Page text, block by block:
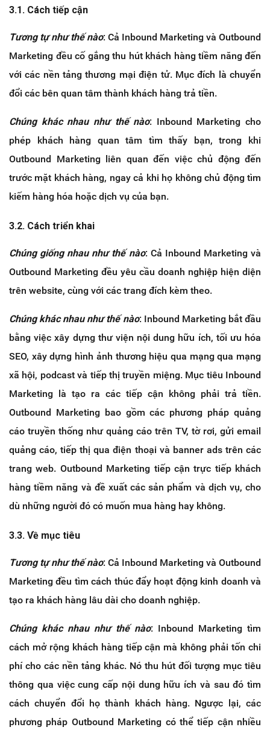
3.1. Cách tiếp cận
Tương tự như thế nào: Cả Inbound Marketing và Outbound
Marketing đều cố gắng thu hút khách hàng tiềm năng đến
với các nền tảng thương mại điện tử. Mục đích là chuyển
đổi các bên quan tâm thành khách hàng trả tiền.
Chúng khác nhau như thế nào: Inbound Marketing cho
phép khách hàng quan tâm tìm thấy bạn, trong khi
Outbound Marketing liên quan đến việc chủ động đến
trước mặt khách hàng, ngay cả khi họ không chủ động tìm
kiếm hàng hóa hoặc dịch vụ của bạn.
3.2. Cách triển khai
Chúng giống nhau như thế nào: Cả Inbound Marketing và
Outbound Marketing đều yêu cầu doanh nghiệp hiện diện
trên website, cùng với các trang đích kèm theo.
Chúng khác nhau như thế nào: Inbound Marketing bắt đầu
bằng việc xây dựng thư viện nội dung hữu ích, tối ưu hóa
SEO, xây dựng hình ảnh thương hiệu qua mạng qua mạng
xã hội, podcast và tiếp thị truyền miệng. Mục tiêu Inbound
Marketing là tạo ra các tiếp cận không phải trả tiền.
Outbound Marketing bao gồm các phương pháp quảng
cáo truyền thống như quảng cáo trên TV, tờ rơi, gửi email
quảng cáo, tiếp thị qua điện thoại và banner ads trên các
trang web. Outbound Marketing tiếp cận trực tiếp khách
hàng tiềm năng và đề xuất các sản phẩm và dịch vụ, cho
dù những người đó có muốn mua hàng hay không.
3.3. Về mục tiêu
Tương tự như thế nào: Cả Inbound Marketing và Outbound
Marketing đều tìm cách thúc đẩy hoạt động kinh doanh và
tạo ra khách hàng lâu dài cho doanh nghiệp.
Chúng khác nhau như thế nào: Inbound Marketing tìm
cách mở rộng khách hàng tiếp cận mà không phải tốn chi
phí cho các nền tảng khác. Nó thu hút đối tượng mục tiêu
thông qua việc cung cấp nội dung hữu ích và sau đó tìm
cách chuyển đổi họ thành khách hàng. Ngược lại, các
phương pháp Outbound Marketing có thể tiếp cận nhiều